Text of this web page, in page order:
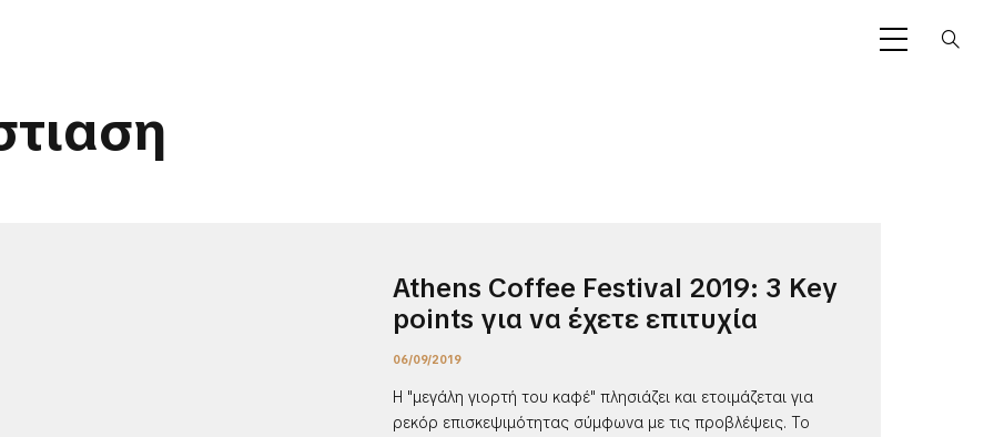
Athens Coffee Festival 2019: 3 Key
points για να έχετε επιτυχία
06/09/2019
Η "μεγάλη γιορτή του καφέ" πλησιάζει και ετοιμάζεται για
ρεκόρ επισκεψιμότητας σύμφωνα με τις προβλέψεις. Το